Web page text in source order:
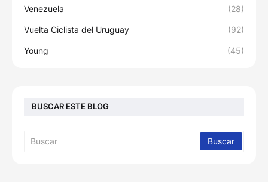
Venezuela (28)
Vuelta Ciclista del Uruguay (92)
Young (45)
BUSCAR ESTE BLOG